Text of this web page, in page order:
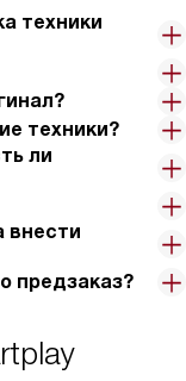
техники
техники?
ли
внести
предзаказ?